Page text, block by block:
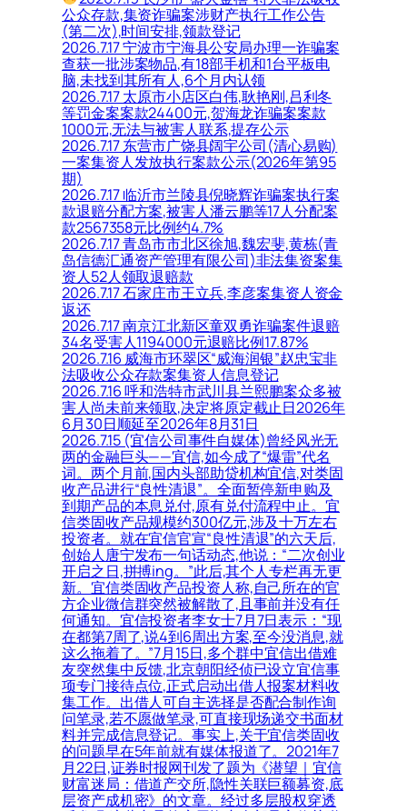
公众存款,集资诈骗案涉财产执行工作公告
(第二次),时间安排,领款登记
2026.7.17 宁波市宁海县公安局办理一诈骗案
查获一批涉案物品,有18部手机和1台平板电
脑,未找到其所有人,6个月内认领
2026.7.17 太原市小店区白伟,耿艳刚,吕利冬
等罚金案案款24400元,贺海龙诈骗案案款
1000元,无法与被害人联系,提存公示
2026.7.17 东营市广饶县阔宇公司(清心易购)
一案集资人发放执行案款公示(2026年第95
期)
2026.7.17 临沂市兰陵县倪晓辉诈骗案执行案
款退赔分配方案,被害人潘云鹏等17人分配案
款2567358元比例约4.7%
2026.7.17 青岛市市北区徐旭,魏宏斐,黄栋(青
岛信德汇通资产管理有限公司)非法集资案集
资人52人领取退赔款
2026.7.17 石家庄市王立兵,李彦案集资人资金
返还
2026.7.17 南京江北新区童双勇诈骗案件退赔
34名受害人1194000元退赔比例17.87%
2026.7.16 威海市环翠区“威海润银”赵忠宝非
法吸收公众存款案集资人信息登记
2026.7.16 呼和浩特市武川县兰熙鹏案众多被
害人尚未前来领取,决定将原定截止日2026年
6月30日顺延至2026年8月31日
2026.7.15 (宜信公司事件自媒体)曾经风光无
两的金融巨头——宜信,如今成了“爆雷”代名
词。两个月前,国内头部助贷机构宜信,对类固
收产品进行“良性清退”。全面暂停新申购及
到期产品的本息兑付,原有兑付流程中止。宜
信类固收产品规模约300亿元,涉及十万左右
投资者。就在宜信官宣“良性清退”的六天后,
创始人唐宁发布一句话动态,他说：“二次创业
开启之日,拼搏ing。”此后,其个人专栏再无更
新。宜信类固收产品投资人称,自己所在的官
方企业微信群突然被解散了,且事前并没有任
何通知。宜信投资者李女士7月7日表示：“现
在都第7周了,说4到6周出方案,至今没消息,就
这么拖着了。”7月15日,多个群中宜信出借难
友突然集中反馈,北京朝阳经侦已设立宜信事
项专门接待点位,正式启动出借人报案材料收
集工作。出借人可自主选择是否配合制作询
问笔录,若不愿做笔录,可直接现场递交书面材
料并完成信息登记。事实上,关于宜信类固收
的问题早在5年前就有媒体报道了。2021年7
月22日,证券时报网刊发了题为《潜望｜宜信
财富迷局：借道产交所,隐性关联巨额募资,底
层资产成机密》的文章。经过多层股权穿透